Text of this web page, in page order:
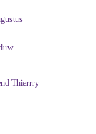
Thierrry